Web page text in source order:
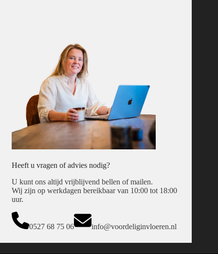
Heeft u vragen of advies nodig?
U kunt ons altijd vrijblijvend bellen of mailen.
Wij zijn op werkdagen bereikbaar van 10:00 tot 18:00
uur.
0527 68 75 06 info@voordeliginvloeren.nl